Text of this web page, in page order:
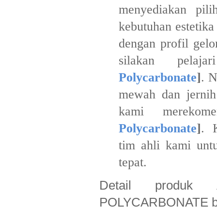
menyediakan
kebutuhan
dengan profil
silakan
Polycarbonate].
mewah dan
kami
Polycarbonate].
tim ahli kami
tepat.
Detail produk
POLYCARBONATE